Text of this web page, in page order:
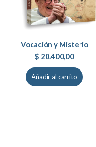
Vocación y Misterio
$ 20.400,00
Añadir al carrito